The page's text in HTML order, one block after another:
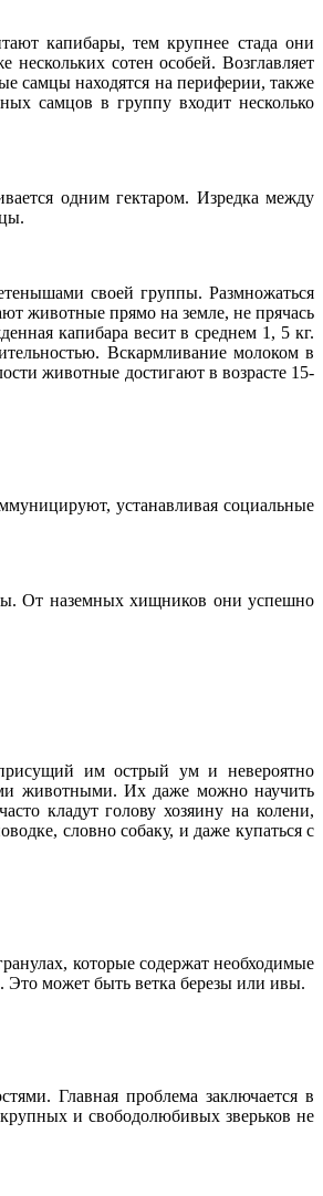
капибары, тем крупнее стада они
сотен особей. Возглавляет
самцы находятся на периферии, также
самцов в группу входит несколько
одним гектаром. Изредка между
своей группы. Размножаться
животные прямо на земле, не прячась
капибара весит в среднем 1, 5 кг.
Вскармливание молоком в
животные достигают в возрасте 15-
устанавливая социальные
От наземных хищников они успешно
им острый ум и невероятно
животными. Их даже можно научить
кладут голову хозяину на колени,
словно собаку, и даже купаться с
которые содержат необходимые
может быть ветка березы или ивы.
Главная проблема заключается в
и свободолюбивых зверьков не